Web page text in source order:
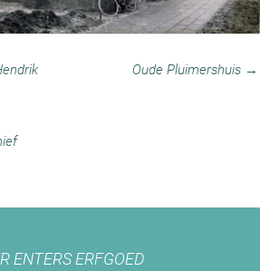
Oude Pluimershuis →
ENTERS ERFGOED